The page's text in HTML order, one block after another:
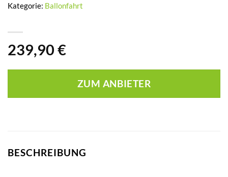
239,90 €
ZUM ANBIETER
Kategorie: Ballonfahrt
BESCHREIBUNG